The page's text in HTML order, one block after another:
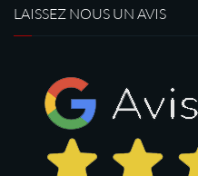
LAISSEZ NOUS UN AVIS